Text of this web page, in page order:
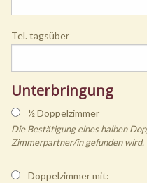
Tel. tagsüber
Unterbringung
½ Doppelzimmer
Die Bestätigung eines halben
Zimmerpartner/in gefunden wird.
Doppelzimmer mit: